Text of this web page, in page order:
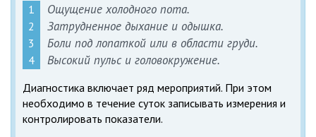
Ощущение холодного пота.
Затрудненное дыхание и одышка.
Боли под лопаткой или в области груди.
Высокий пульс и головокружение.
Диагностика включает ряд мероприятий. При этом
необходимо в течение суток записывать измерения и
контролировать показатели.